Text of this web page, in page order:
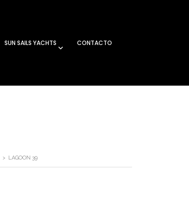
SUN SAILS YACHTS CONTACTO
> LAGOON 39